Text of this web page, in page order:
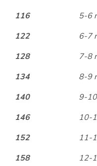
116
5-6
122
6-7
128
7-8
134
8-9
140
9-
146
10-
152
11-
158
12-